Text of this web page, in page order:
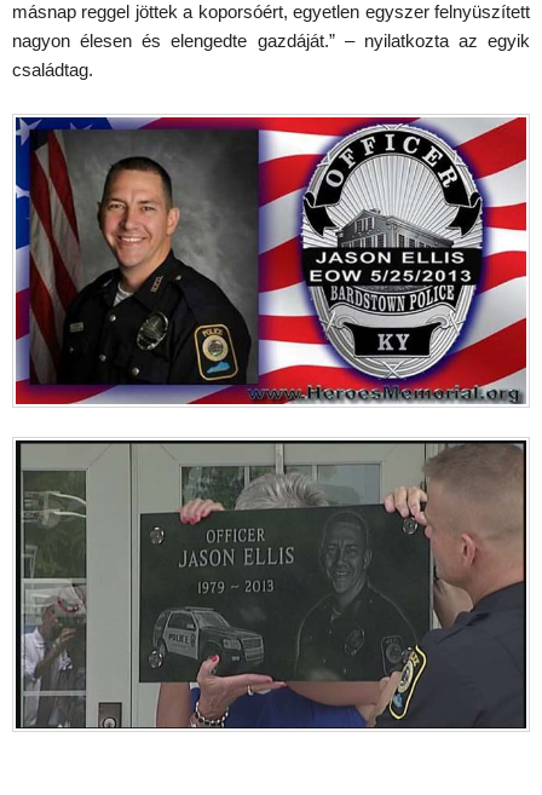
másnap reggel jöttek a koporsóért, egyetlen egyszer felnyüszített
nagyon élesen és elengedte gazdáját.” – nyilatkozta az egyik
családtag.